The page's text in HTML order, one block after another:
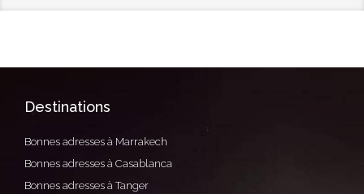
Destinations
Bonnes adresses à Marrakech
Bonnes adresses à Casablanca
Bonnes adresses à Tanger